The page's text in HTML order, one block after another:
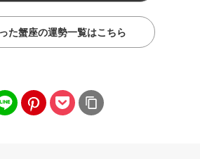
た蟹座の運勢一覧はこちら